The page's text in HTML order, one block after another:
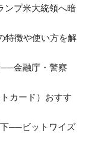
ンプ米大統領へ暗
特徴や使い方を解
金融庁・警察
カード）おすす
──ビットワイズ